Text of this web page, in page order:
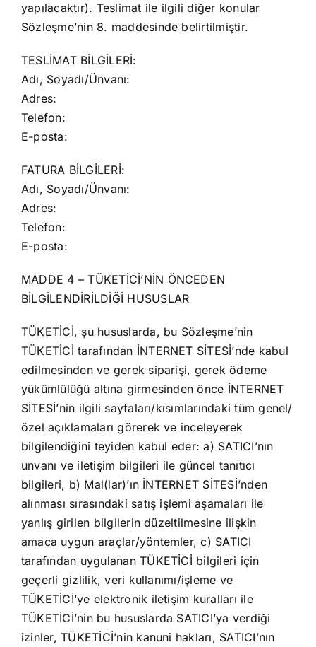
yapılacaktır). Teslimat ile ilgili diğer konular
Sözleşme’nin 8. maddesinde belirtilmiştir.
TESLİMAT BİLGİLERİ:
Adı, Soyadı/Ünvanı:
Adres:
Telefon:
E-posta:
FATURA BİLGİLERİ:
Adı, Soyadı/Ünvanı:
Adres:
Telefon:
E-posta:
MADDE 4 – TÜKETİCİ’NİN ÖNCEDEN
BİLGİLENDİRİLDİĞİ HUSUSLAR
TÜKETİCİ, şu hususlarda, bu Sözleşme’nin
TÜKETİCİ tarafından İNTERNET SİTESİ’nde kabul
edilmesinden ve gerek siparişi, gerek ödeme
yükümlülüğü altına girmesinden önce İNTERNET
SİTESİ’nin ilgili sayfaları/kısımlarındaki tüm genel/
özel açıklamaları görerek ve inceleyerek
bilgilendiğini teyiden kabul eder: a) SATICI’nın
unvanı ve iletişim bilgileri ile güncel tanıtıcı
bilgileri, b) Mal(lar)’ın İNTERNET SİTESİ’nden
alınması sırasındaki satış işlemi aşamaları ile
yanlış girilen bilgilerin düzeltilmesine ilişkin
amaca uygun araçlar/yöntemler, c) SATICI
tarafından uygulanan TÜKETİCİ bilgileri için
geçerli gizlilik, veri kullanımı/işleme ve
TÜKETİCİ’ye elektronik iletişim kuralları ile
TÜKETİCİ’nin bu hususlarda SATICI’ya verdiği
izinler, TÜKETİCİ’nin kanuni hakları, SATICI’nın